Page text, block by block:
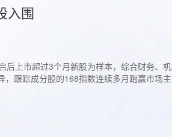
入围
上市超过3个月新股为样本，综合财务、
跟踪成分股的168指数连续多月跑赢市场